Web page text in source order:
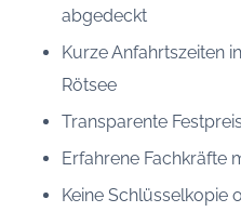
abgedeckt
Kurze Anfahrtszeiten
Rötsee
Transparente
Erfahrene Fachkräfte
Keine Schlüsselkopie